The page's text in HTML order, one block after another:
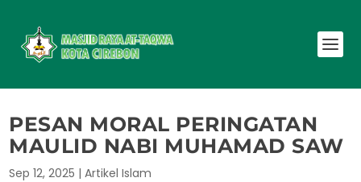
PESAN MORAL PERINGATAN
MAULID NABI MUHAMAD SAW
Sep 12, 2025 |Artikel Islam